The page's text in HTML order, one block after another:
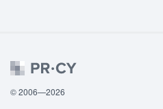
© 2006—2026